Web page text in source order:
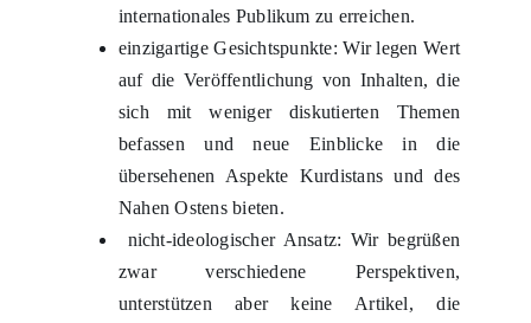
internationales Publikum zu erreichen.
einzigartige Gesichtspunkte: Wir legen Wert
auf die Veröffentlichung von Inhalten, die
sich mit weniger diskutierten Themen
befassen und neue Einblicke in die
übersehenen Aspekte Kurdistans und des
Nahen Ostens bieten.
nicht-ideologischer Ansatz: Wir begrüßen
zwar verschiedene Perspektiven,
unterstützen aber keine Artikel, die